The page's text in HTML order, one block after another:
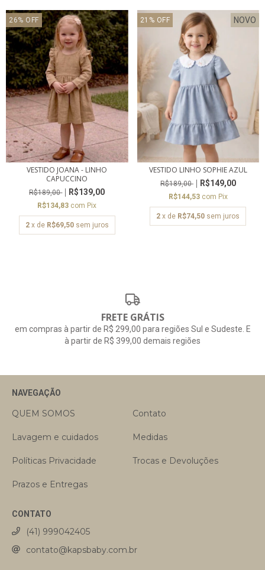
26% OFF
VESTIDO JOANA - LINHO
CAPUCCINO
R$189,00 R$139,00
R$134,83 com Pix
2 x de R$69,50 sem juros
21 % OFF NOVO
VESTIDO LINHO SOPHIE AZUL
R$189,00 R$149,00
R$144,53 com Pix
2 x de R$74,50 sem juros
FRETE GRÁTIS
em compras à partir de R$ 299,00 para regiões Sul e Sudeste. E
à partir de R$ 399,00 demais regiões
NAVEGAÇÃO
QUEM SOMOS Contato
Lavagem e cuidados Medidas
Políticas Privacidade Trocas e Devoluções
Prazos e Entregas
CONTATO
(41) 999042405
contato@kapsbaby.com.br